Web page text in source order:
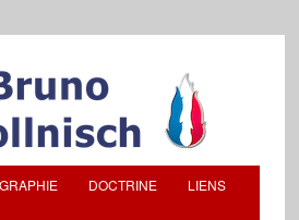
DOCTRINE LIENS